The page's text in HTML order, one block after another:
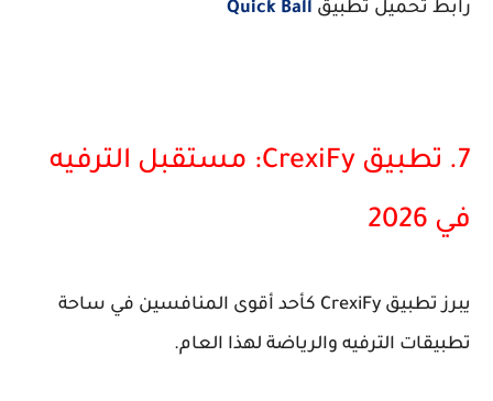
رابط تحميل تطبيق Quick Ball
7. تطبيق CrexiFy: مستقبل الترفيه
في 2026
يبرز تطبيق CrexiFy كأحد أقوى المنافسين في ساحة
تطبيقات الترفيه والرياضة لهذا العام.